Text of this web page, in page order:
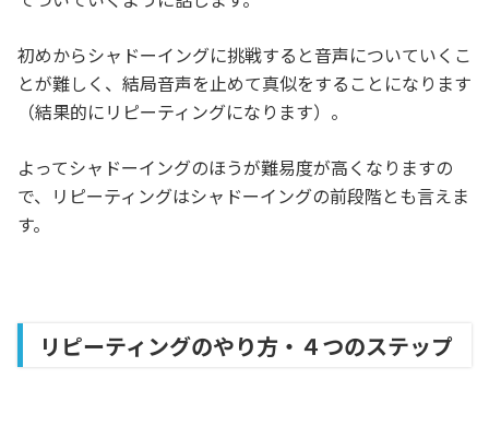
初めからシャドーイングに挑戦すると音声についていくこ
とが難しく、結局音声を止めて真似をすることになります
（結果的にリピーティングになります）。
よってシャドーイングのほうが難易度が高くなりますの
で、リピーティングはシャドーイングの前段階とも言えま
す。
リピーティングのやり方・４つのステップ